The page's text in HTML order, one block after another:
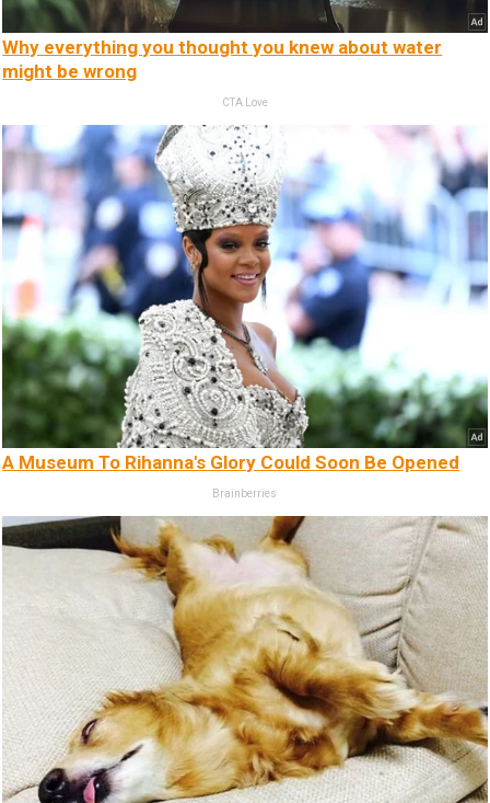
Why everything you thought you knew about water
might be wrong
CTA Love
A Museum To Rihanna's Glory Could Soon Be Opened
Brainberries